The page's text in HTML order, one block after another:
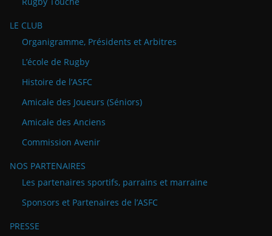
LE CLUB
Organigramme, Présidents et Arbitres
L’école de Rugby
Histoire de l’ASFC
Amicale des Joueurs (Séniors)
Amicale des Anciens
Commission Avenir
NOS PARTENAIRES
Les partenaires sportifs, parrains et marraine
Sponsors et Partenaires de l’ASFC
PRESSE